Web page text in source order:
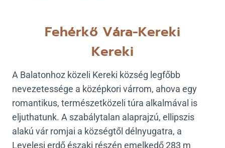
Fehérkő Vára-Kereki
Kereki
A Balatonhoz közeli Kereki község legfőbb
nevezetessége a középkori várrom, ahova egy
romantikus, természetközeli túra alkalmával is
eljuthatunk. A szabálytalan alaprajzú, ellipszis
alakú vár romjai a községtől délnyugatra, a
Levelesi erdő északi részén emelkedő 283 m